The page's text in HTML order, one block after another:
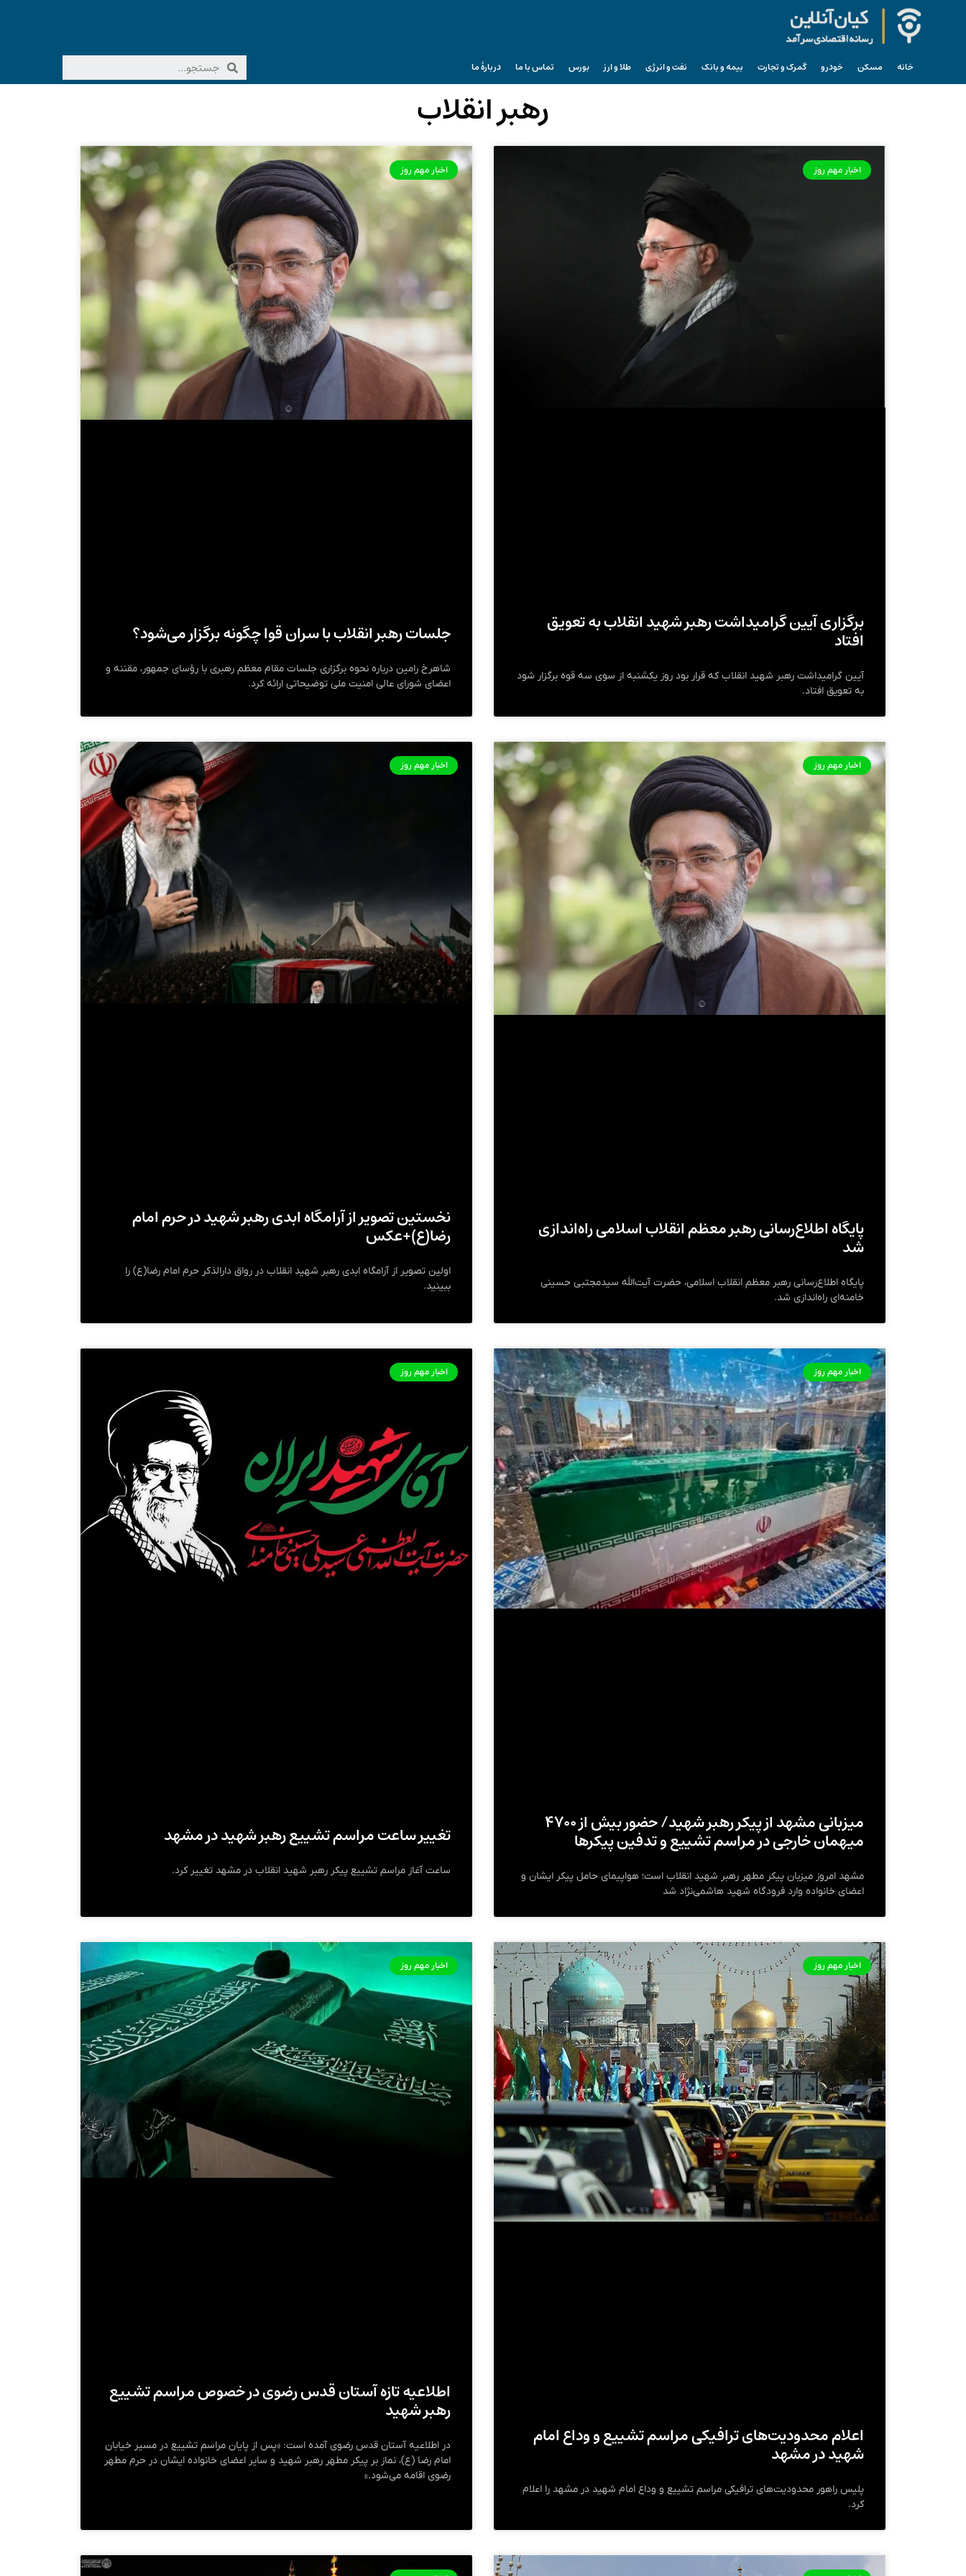
خانه مسکن خودرو گمرک و تجارت بیمه و بانک نفت و انرژی طلا و ارز بورس تماس با ما دربارۀ ما
رهبر انقلاب
اخبار مهم روز
برگزاری آیین گرامیداشت رهبر شهید انقلاب به تعویق
افتاد
آیین گرامیداشت رهبر شهید انقلاب که قرار بود روز یکشنبه از سوی سه قوه برگزار شود
به تعویق افتاد.
اخبار مهم روز
جلسات رهبر انقلاب با سران قوا چگونه برگزار می‌شود؟
شاهرخ رامین درباره نحوه برگزاری جلسات مقام معظم رهبری با رؤسای جمهور، مقننه و
اعضای شورای عالی امنیت ملی توضیحاتی ارائه کرد.
اخبار مهم روز
پایگاه اطلاع‌رسانی رهبر معظم انقلاب اسلامی راه‌اندازی
شد
پایگاه اطلاع‌رسانی رهبر معظم انقلاب اسلامی، حضرت آیت‌الله سیدمجتبی حسینی
خامنه‌ای راه‌اندازی شد.
اخبار مهم روز
نخستین تصویر از آرامگاه ابدی رهبر شهید در حرم امام
رضا(ع)+عکس
اولین تصویر از آرامگاه ابدی رهبر شهید انقلاب در رواق دارالذکر حرم امام رضا(ع) را
ببینید.
اخبار مهم روز
میزبانی مشهد از پیکر رهبر شهید/ حضور بیش از ۴۷۰۰
میهمان خارجی در مراسم تشییع و تدفین پیکرها
مشهد امروز میزبان پیکر مطهر رهبر شهید انقلاب است؛ هواپیمای حامل پیکر ایشان و
اعضای خانواده وارد فرودگاه شهید هاشمی‌نژاد شد
اخبار مهم روز
تغییر ساعت مراسم تشییع رهبر شهید در مشهد
ساعت آغاز مراسم تشییع پیکر رهبر شهید انقلاب در مشهد تغییر کرد.
اخبار مهم روز
اعلام محدودیت‌های ترافیکی مراسم تشییع و وداع امام
شهید در مشهد
پلیس راهور محدودیت‌های ترافیکی مراسم تشییع و وداع امام شهید در مشهد را اعلام
کرد.
اخبار مهم روز
اطلاعیه تازه آستان قدس رضوی در خصوص مراسم تشییع
رهبر شهید
در اطلاعیه آستان قدس رضوی آمده است: «پس از پایان مراسم تشییع در مسیر خیابان
امام رضا (ع)، نماز بر پیکر مطهر رهبر شهید و سایر اعضای خانواده ایشان در حرم مطهر
رضوی اقامه می‌شود.»